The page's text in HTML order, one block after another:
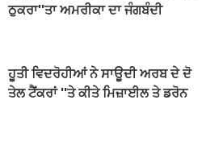
ਠੁਕਰਾ''ਤਾ ਅਮਰੀਕਾ ਦਾ ਜੰਗਬੰਦੀ
ਹੂਤੀ ਵਿਦਰੋਹੀਆਂ ਨੇ ਸਾਊਦੀ ਅਰਬ ਦੇ ਦੋ
ਤੇਲ ਟੈਂਕਰਾਂ ''ਤੇ ਕੀਤੇ ਮਿਜ਼ਾਈਲ ਤੇ ਡਰੋਨ